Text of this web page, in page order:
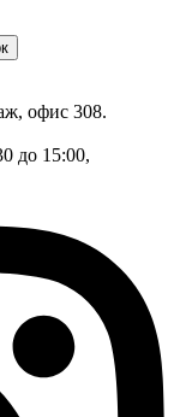
офис 308.
до 15:00,